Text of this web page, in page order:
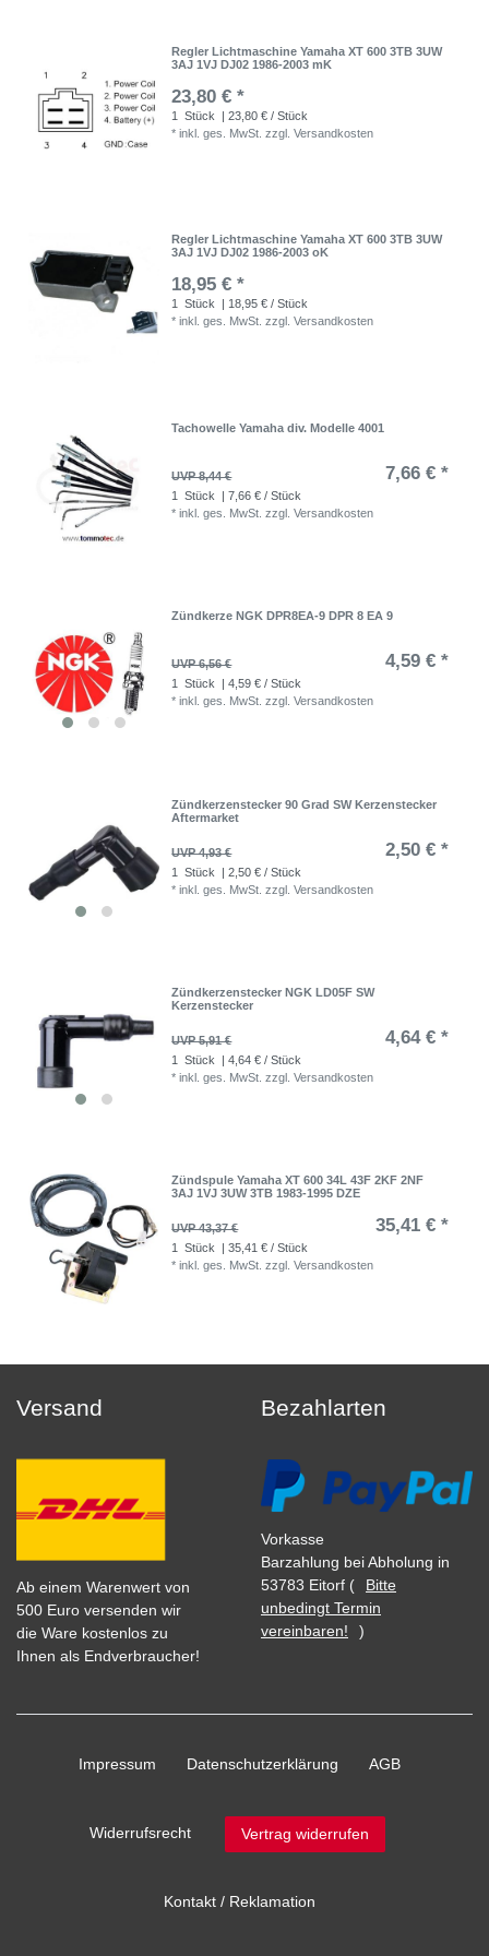
Regler Lichtmaschine Yamaha XT 600 3TB 3UW
3AJ 1VJ DJ02 1986-2003 mK
23,80 € *
1 Stück
| 23,80 € / Stück
*inkl. ges. MwSt. zzgl.Versandkosten
Regler Lichtmaschine Yamaha XT 600 3TB 3UW
3AJ 1VJ DJ02 1986-2003 oK
18,95 € *
1 Stück
| 18,95 € / Stück
*inkl. ges. MwSt. zzgl.Versandkosten
Tachowelle Yamaha div. Modelle 4001
UVP 8,44 € 7,66 € *
1 Stück
| 7,66 € / Stück
*inkl. ges. MwSt. zzgl.Versandkosten
Zündkerze NGK DPR8EA-9 DPR 8 EA 9
UVP 6,56 € 4,59 € *
1 Stück
| 4,59 € / Stück
*inkl. ges. MwSt. zzgl.Versandkosten
Zündkerzenstecker 90 Grad SW Kerzenstecker
Aftermarket
UVP 4,93 € 2,50 € *
1 Stück
| 2,50 € / Stück
*inkl. ges. MwSt. zzgl.Versandkosten
Zündkerzenstecker NGK LD05F SW
Kerzenstecker
UVP 5,91 € 4,64 € *
1 Stück
| 4,64 € / Stück
*inkl. ges. MwSt. zzgl.Versandkosten
Zündspule Yamaha XT 600 34L 43F 2KF 2NF
3AJ 1VJ 3UW 3TB 1983-1995 DZE
UVP 43,37 € 35,41 € *
1 Stück
| 35,41 € / Stück
*inkl. ges. MwSt. zzgl.Versandkosten
Versand
Ab einem Warenwert von
500 Euro versenden wir
die Ware kostenlos zu
Ihnen als Endverbraucher!
Bezahlarten
Vorkasse
Barzahlung bei Abholung in
53783 Eitorf (
Bitte
unbedingt Termin
vereinbaren!
)
Impressum Daten­schutz­erklärung AGB
Widerrufs­recht Vertrag widerrufen
Kontakt / Reklamation